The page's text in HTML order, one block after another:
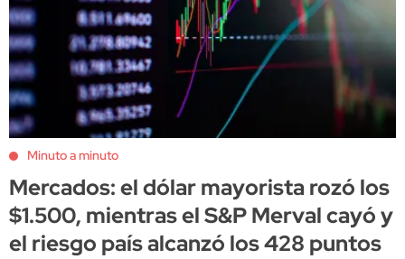
Minuto a minuto
Mercados: el dólar mayorista rozó los
$1.500, mientras el S&P Merval cayó y
el riesgo país alcanzó los 428 puntos